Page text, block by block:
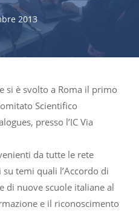
2013
si è svolto a Roma il primo
Scientifico
presso l’IC Via
da tutte le rete
temi quali l’Accordo di
di nuove scuole italiane al
e il riconoscimento